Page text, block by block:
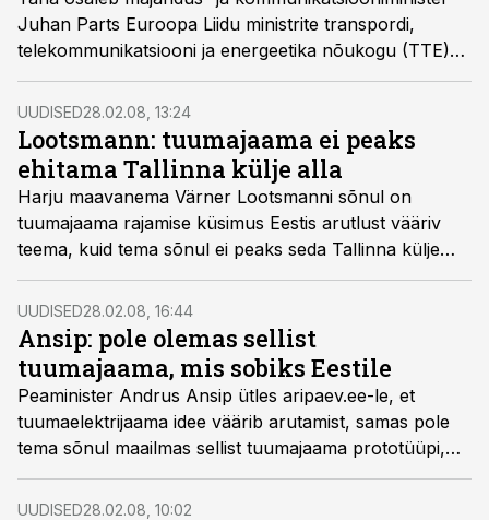
Juhan Parts Euroopa Liidu ministrite transpordi,
telekommunikatsiooni ja energeetika nõukogu (TTE)
istungil Brüsselis, kus ta esitab Eesti ametlikud
seisukohad kliimaküsimuste ja taastuvenergia
meetmepaketi kohta.
UUDISED28.02.08, 13:24
Lootsmann: tuumajaama ei peaks
ehitama Tallinna külje alla
Harju maavanema Värner Lootsmanni sõnul on
tuumajaama rajamise küsimus Eestis arutlust vääriv
teema, kuid tema sõnul ei peaks seda Tallinna külje
alla ehitama.
UUDISED28.02.08, 16:44
Ansip: pole olemas sellist
tuumajaama, mis sobiks Eestile
Peaminister Andrus Ansip ütles aripaev.ee-le, et
tuumaelektrijaama idee väärib arutamist, samas pole
tema sõnul maailmas sellist tuumajaama prototüüpi,
mis sobiks Eestile.
UUDISED28.02.08, 10:02